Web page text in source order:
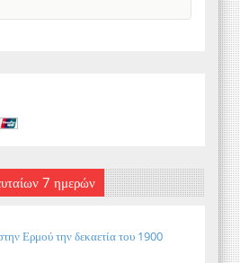
7 ημερών
Ερμού την δεκαετία του 1900